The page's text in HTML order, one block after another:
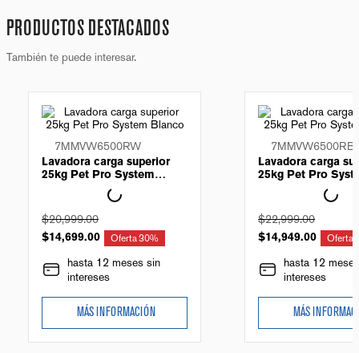
PRODUCTOS DESTACADOS
También te puede interesar.
7MMVW6500RW
Lavadora carga superior
25kg Pet Pro System
$20,999.00
$14,699.00 Oferta30%
hasta 12 meses sin
intereses
MÁS INFORMACIÓN
7MMVW6500RB
Lavadora carga
25kg Pet Pro
$22,999.00
$14,949.00 Oferta
hasta 12
intereses
MÁS